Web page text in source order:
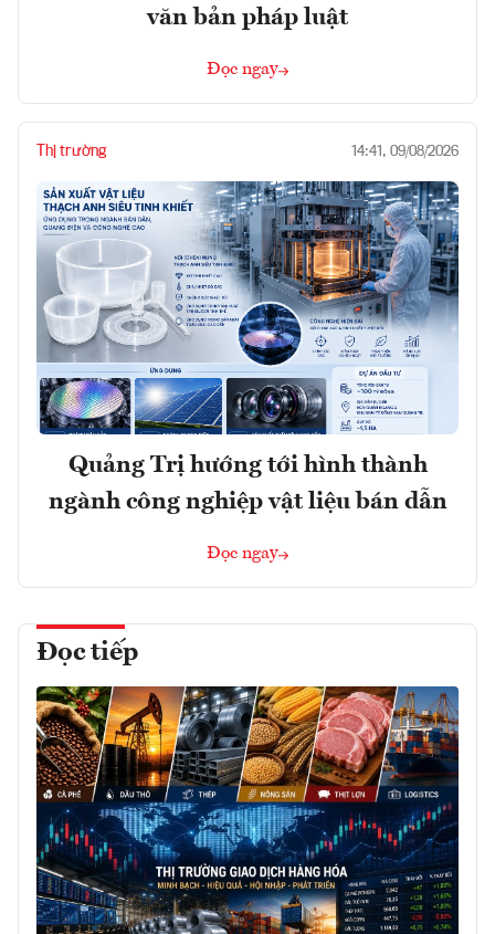
văn bản pháp luật
Đọc ngay
Thị trường 14:41, 09/08/2026
Quảng Trị hướng tới hình thành
ngành công nghiệp vật liệu bán dẫn
Đọc ngay
Đọc tiếp